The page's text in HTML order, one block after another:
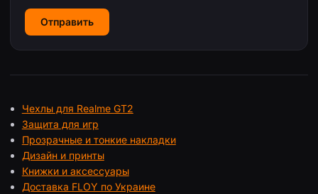
Отправить
Чехлы для Realme GT2
Защита для игр
Прозрачные и тонкие накладки
Дизайн и принты
Книжки и аксессуары
Доставка FLOY по Украине